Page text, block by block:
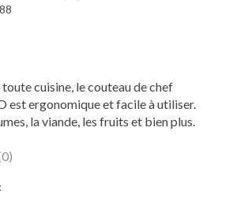
cuisine, le couteau de chef
est ergonomique et facile à utiliser.
la viande, les fruits et bien plus.
à